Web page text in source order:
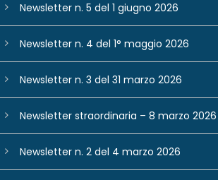
Newsletter n. 5 del 1 giugno 2026
Newsletter n. 4 del 1° maggio 2026
Newsletter n. 3 del 31 marzo 2026
Newsletter straordinaria – 8 marzo 2026
Newsletter n. 2 del 4 marzo 2026